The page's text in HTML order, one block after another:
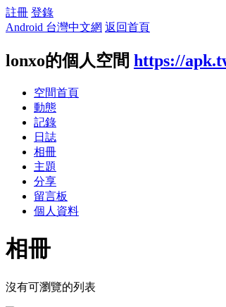
註冊 登錄
Android 台灣中文網 返回首頁
lonxo的個人空間 https://
空間首頁
動態
記錄
日誌
相冊
主題
分享
留言板
個人資料
相冊
沒有可瀏覽的列表